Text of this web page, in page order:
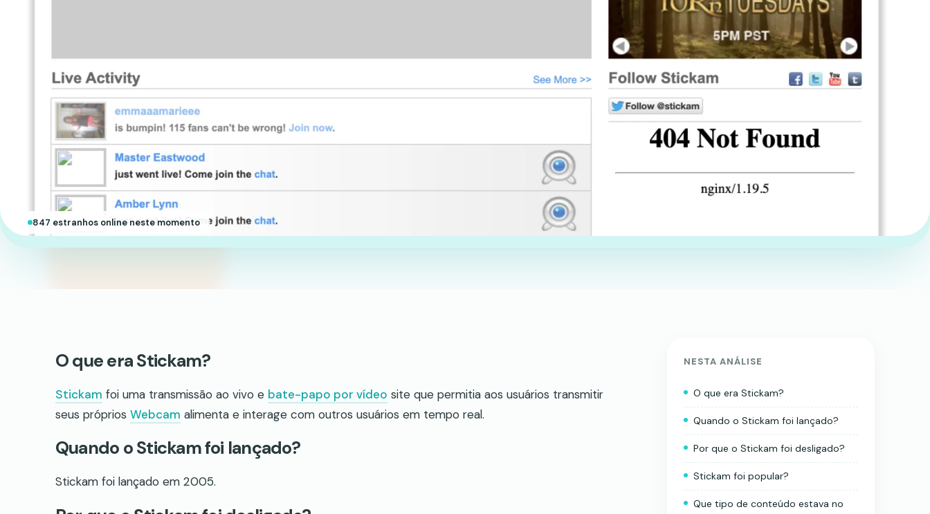
847 estranhos online neste momento
O que era Stickam?
Stickam foi uma transmissão ao vivo e bate-papo por vídeo site que permitia aos usuários transmitir
seus próprios Webcam alimenta e interage com outros usuários em tempo real.
Quando o Stickam foi lançado?
Stickam foi lançado em 2005.
NESTA ANÁLISE
O que era Stickam?
Quando o Stickam foi lançado?
Por que o Stickam foi desligado?
Stickam foi popular?
Que tipo de conteúdo estava no